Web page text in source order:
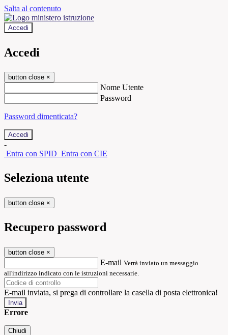
Salta al contenuto
Accedi
Accedi
button close ×
Nome Utente
Password
Password dimenticata?
-
Entra con SPID Entra con CIE
Seleziona utente
button close ×
Recupero password
button close ×
E-mail Verrà inviato un messaggio
all'indirizzo indicato con le istruzioni necessarie.
E-mail inviata, si prega di controllare la casella di posta elettronica!
Errore
Chiudi